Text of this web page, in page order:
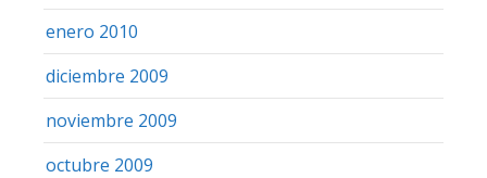
enero 2010
diciembre 2009
noviembre 2009
octubre 2009